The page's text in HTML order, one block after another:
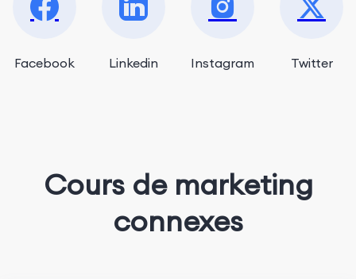
Facebook Linkedin Instagram Twitter
Cours de marketing
connexes